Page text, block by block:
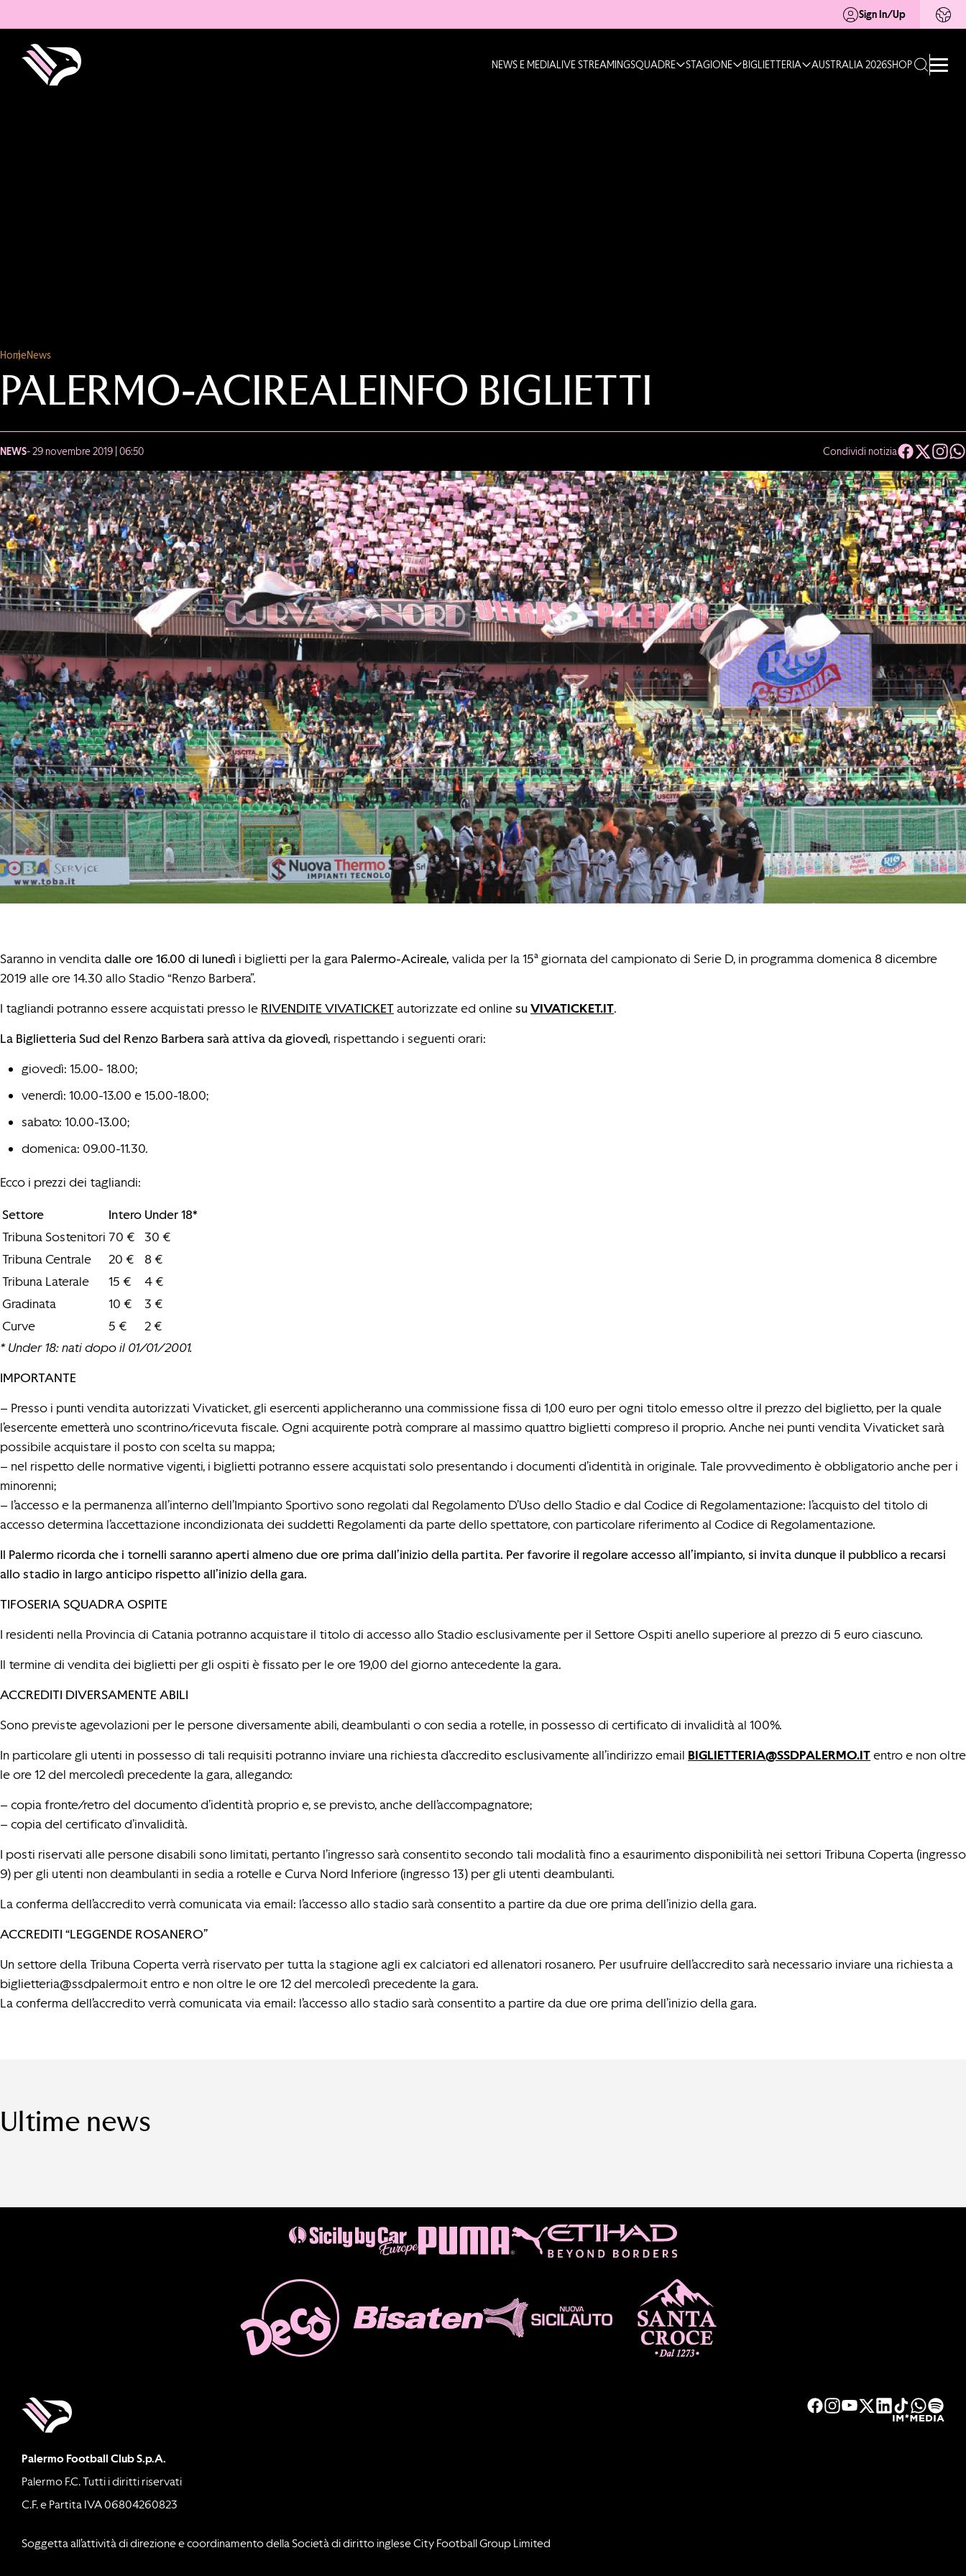
Sign In/Up
NEWS E MEDIALIVE STREAMINGSQUADRE STAGIONE BIGLIETTERIA AUSTRALIA 2026SHOP
HomeNews
PALERMO-ACIREALEINFO BIGLIETTI
NEWS- 29 novembre 2019 | 06:50 Condividi notizia
Saranno in venditadalle ore 16.00 di lunedì i biglietti per la gara Palermo-Acireale, valida per la 15ª giornata del campionato di Serie D, in programma domenica 8 dicembre
2019 alle ore 14.30 allo Stadio “Renzo Barbera”.
I tagliandi potranno essere acquistati presso le RIVENDITE VIVATICKETautorizzate ed onlinesuVIVATICKET.IT.
La Biglietteria Sud del Renzo Barbera sarà attiva da giovedì, rispettando i seguenti orari:
giovedì: 15.00- 18.00;
venerdì: 10.00-13.00 e 15.00-18.00;
sabato: 10.00-13.00;
domenica: 09.00-11.30.
Ecco i prezzi dei tagliandi:
Settore Intero Under 18*
Tribuna Sostenitori 70 €
30 €
Tribuna Centrale
20 €
8 €
Tribuna Laterale
15 €
4 €
Gradinata
10 €
3 €
Curve
5 €
2 €
* Under 18: nati dopo il 01/01/2001.
IMPORTANTE
– Presso i punti vendita autorizzati Vivaticket, gli esercenti applicheranno una commissione fissa di 1,00 euro per ogni titolo emesso oltre il prezzo del biglietto, per la quale
l’esercente emetterà uno scontrino/ricevuta fiscale. Ogni acquirente potrà comprare al massimo quattro biglietti compreso il proprio. Anche nei punti vendita Vivaticket sarà
possibile acquistare il posto con scelta su mappa;
– nel rispetto delle normative vigenti, i biglietti potranno essere acquistati solo presentando i documenti d’identità in originale. Tale provvedimento è obbligatorio anche per i
minorenni;
– l’accesso e la permanenza all’interno dell’Impianto Sportivo sono regolati dal Regolamento D’Uso dello Stadio e dal Codice di Regolamentazione: l’acquisto del titolo di
accesso determina l’accettazione incondizionata dei suddetti Regolamenti da parte dello spettatore, con particolare riferimento al Codice di Regolamentazione.
Il Palermo ricorda che i tornelli saranno aperti almeno due ore prima dall’inizio della partita. Per favorire il regolare accesso all’impianto, si invita dunque il pubblico a recarsi
allo stadio in largo anticipo rispetto all’inizio della gara.
TIFOSERIA SQUADRA OSPITE
I residenti nella Provincia di Catania potranno acquistare il titolo di accesso allo Stadio esclusivamente per il Settore Ospiti anello superiore al prezzo di 5 euro ciascuno.
Il termine di vendita dei biglietti per gli ospiti è fissato per le ore 19,00 del giorno antecedente la gara.
ACCREDITI DIVERSAMENTE ABILI
Sono previste agevolazioni per le persone diversamente abili, deambulanti o con sedia a rotelle, in possesso di certificato di invalidità al 100%.
In particolare gli utenti in possesso di tali requisiti potranno inviare una richiesta d’accredito esclusivamente all’indirizzo email BIGLIETTERIA@SSDPALERMO.ITentro e non oltre
le ore 12 del mercoledì precedente la gara, allegando:
– copia fronte/retro del documento d’identità proprio e, se previsto, anche dell’accompagnatore;
– copia del certificato d’invalidità.
I posti riservati alle persone disabili sono limitati, pertanto l’ingresso sarà consentito secondo tali modalità fino a esaurimento disponibilità nei settori Tribuna Coperta (ingresso
9) per gli utenti non deambulanti in sedia a rotelle e Curva Nord Inferiore (ingresso 13) per gli utenti deambulanti.
La conferma dell’accredito verrà comunicata via email: l’accesso allo stadio sarà consentito a partire da due ore prima dell’inizio della gara.
ACCREDITI “LEGGENDE ROSANERO”
Un settore della Tribuna Coperta verrà riservato per tutta la stagione agli ex calciatori ed allenatori rosanero. Per usufruire dell’accredito sarà necessario inviare una richiesta a
biglietteria@ssdpalermo.itentro e non oltre le ore 12 del mercoledì precedente la gara.
La conferma dell’accredito verrà comunicata via email: l’accesso allo stadio sarà consentito a partire da due ore prima dell’inizio della gara.
Ultime news
Palermo Football Club S.p.A.
Palermo F.C. Tutti i diritti riservati
C.F. e Partita IVA 06804260823
Soggetta all’attività di direzione e coordinamento della Società di diritto inglese City Football Group Limited